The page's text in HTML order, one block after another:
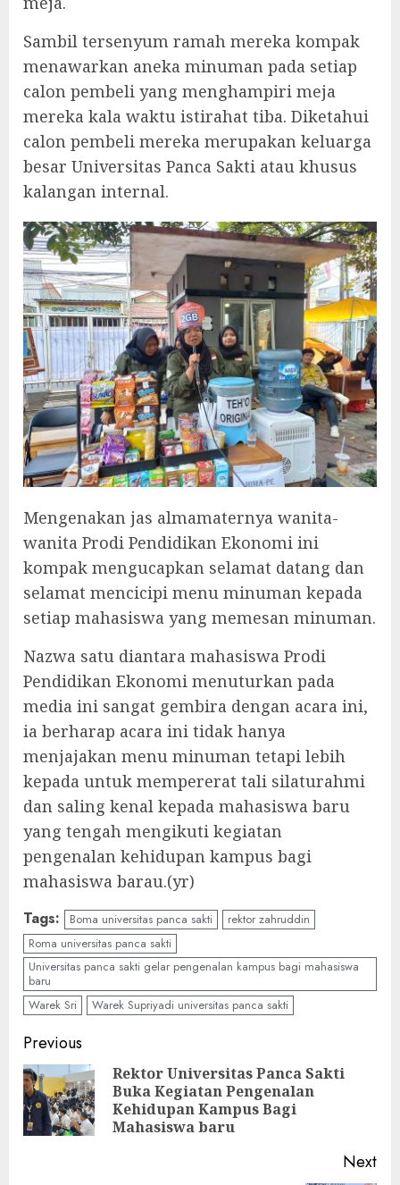
Sambil tersenyum ramah mereka kompak
menawarkan aneka minuman pada setiap
calon pembeli yang menghampiri meja
mereka kala waktu istirahat tiba. Diketahui
calon pembeli mereka merupakan keluarga
besar Universitas Panca Sakti atau khusus
kalangan internal.
Mengenakan jas almamaternya wanita-
wanita Prodi Pendidikan Ekonomi ini
kompak mengucapkan selamat datang dan
selamat mencicipi menu minuman kepada
setiap mahasiswa yang memesan minuman.
Nazwa satu diantara mahasiswa Prodi
Pendidikan Ekonomi menuturkan pada
media ini sangat gembira dengan acara ini,
ia berharap acara ini tidak hanya
menjajakan menu minuman tetapi lebih
kepada untuk mempererat tali silaturahmi
dan saling kenal kepada mahasiswa baru
yang tengah mengikuti kegiatan
pengenalan kehidupan kampus bagi
mahasiswa barau.(yr)
Tags: Boma universitas panca sakti
rektor zahruddin
Roma universitas panca sakti
Universitas panca sakti gelar pengenalan kampus bagi mahasiswa
baru
Warek Sri
Warek Supriyadi universitas panca sakti
Continue
Reading
Previous
Rektor Universitas Panca Sakti
Buka Kegiatan Pengenalan
Kehidupan Kampus Bagi
Mahasiswa baru
Next